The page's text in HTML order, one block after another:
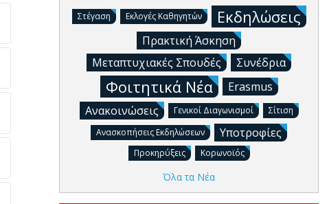
Στέγαση Εκλογές Καθηγητών Εκδηλώσεις
Πρακτική Άσκηση
Μεταπτυχιακές Σπουδές
Συνέδρια
Φοιτητικά Νέα
Erasmus
Ανακοινώσεις
Γενικοί Διαγωνισμοί
Σίτιση
Ανασκοπήσεις Εκδηλώσεων
Υποτροφίες
Προκηρύξεις Κορωνοϊός
Όλα τα Νέα